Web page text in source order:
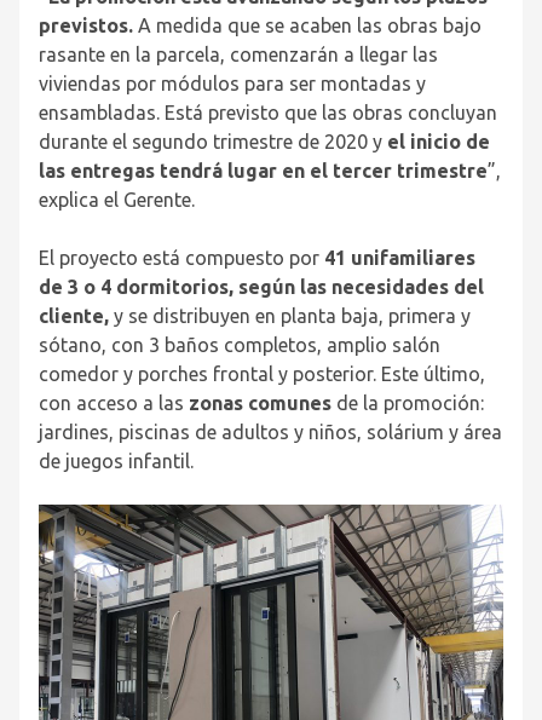
previstos. A medida que se acaben las obras bajo
rasante en la parcela, comenzarán a llegar las
viviendas por módulos para ser montadas y
ensambladas. Está previsto que las obras concluyan
durante el segundo trimestre de 2020 y el inicio de
las entregas tendrá lugar en el tercer trimestre”,
explica el Gerente.
El proyecto está compuesto por 41 unifamiliares
de 3 o 4 dormitorios, según las necesidades del
cliente, y se distribuyen en planta baja, primera y
sótano, con 3 baños completos, amplio salón
comedor y porches frontal y posterior. Este último,
con acceso a las zonas comunes de la promoción:
jardines, piscinas de adultos y niños, solárium y área
de juegos infantil.